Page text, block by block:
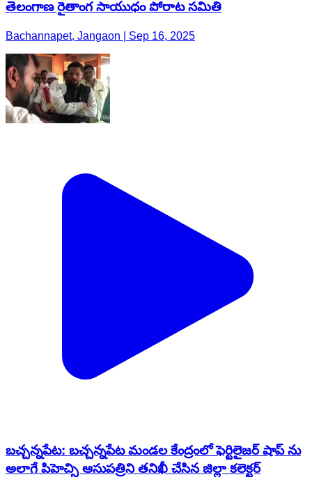
తెలంగాణ రైతాంగ సాయుధం పోరాట సమితి
Bachannapet, Jangaon | Sep 16, 2025
బచ్చన్నపేట: బచ్చన్నపేట మండల కేంద్రంలో ఫెర్టిలైజర్ షాప్ ను
అలాగే పిహెచ్సి ఆసుపత్రిని తనిఖీ చేసిన జిల్లా కలెక్టర్